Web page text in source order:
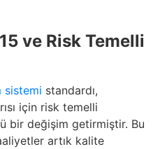
ve Risk Temelli
sistemi standardı,
için risk temelli
bir değişim getirmiştir. Bu
artık kalite